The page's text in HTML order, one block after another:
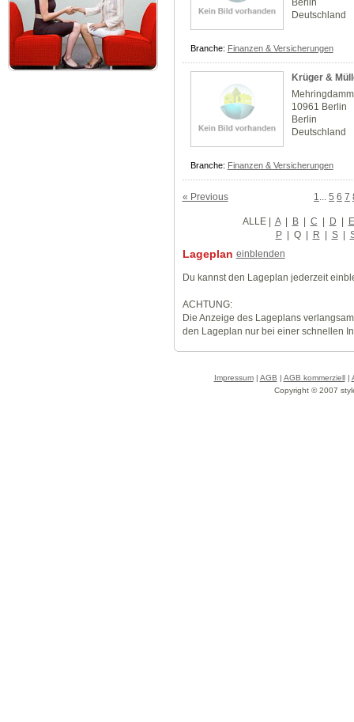
Berlin
Deutschland
Branche: Finanzen & Versicherungen
Krüger &
10961 Berlin
Berlin
Deutschland
Branche: Finanzen & Versicherungen
« Previous 1 5 6 7
ALLE| A | B | C | D | E
P | Q | R | S |
Lageplan einblenden
Du kannst den Lageplan jederzeit
ACHTUNG:
Die Anzeige des Lageplans
den Lageplan nur bei einer schnellen
Impressum| AGB | AGB kommerziell|
Copyright © 2007